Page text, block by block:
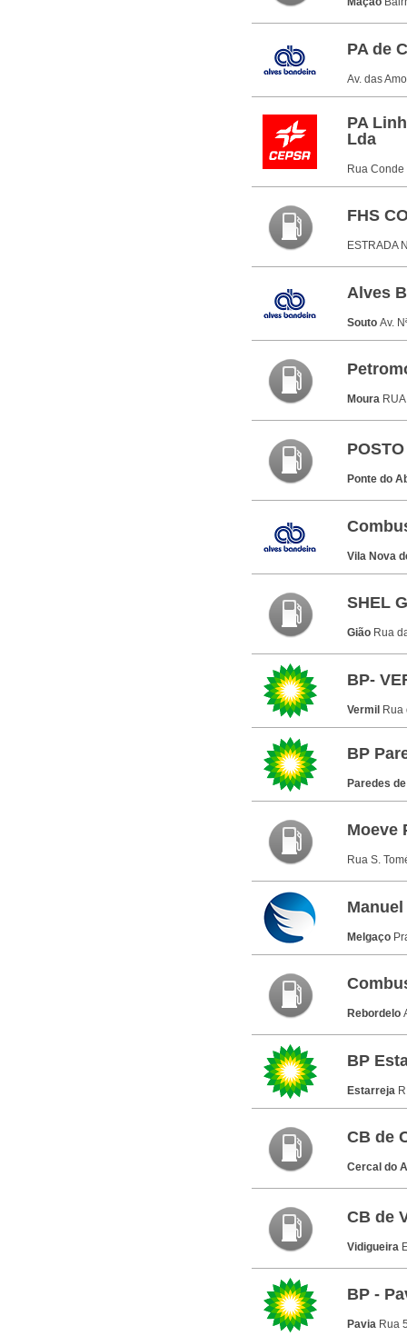
PA de
Av. das
PA
Lda
Rua Conde
FHS
ESTRADA
Alves
Souto Av.
Moura
Ponte do
Vila Nova
SHEL
Gião Rua
BP-
Vermil Rua
BP
Paredes
Moeve
Rua S.
Melgaço
Rebordelo
BP
Estarreja
CB de
Cercal do
CB de
Vidigueira
BP -
Pavia Rua